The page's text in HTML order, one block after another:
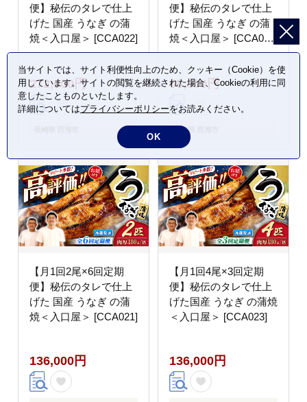
便】秘伝のタレで仕上
げた 国産 うなぎ の蒲
焼＜入口屋＞ [CCA022]
272,000円
便】秘伝のタレで仕上
げた 国産 うなぎ の蒲
焼＜入口屋＞ [CCA020]
うなぎ
68,000円
長崎県 西海市
【月1回2尾×6回定期
便】秘伝のタレで仕上
げた 国産 うなぎ の蒲
焼＜入口屋＞ [CCA021]
136,000円
【月1回4尾×3回定期
便】秘伝のタレで仕上
げた国産 うなぎ の蒲焼
＜入口屋＞ [CCA023]
136,000円
当サイトでは、サイト利便性向上のため、クッキー（Cookie）を使
用しています。サイトの閲覧を継続された場合、Cookieの利用に同
意したことものといたします。
詳細についてはプライバシーポリシーをお読みください。
OK